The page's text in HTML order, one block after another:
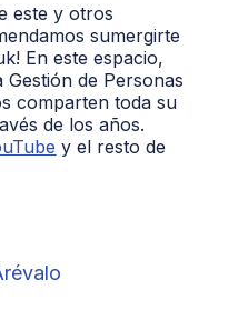
este y otros
sumergirte
En este espacio,
de Personas
comparten toda su
de los años.
y el resto de